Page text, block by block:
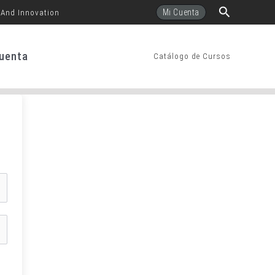
Innovation Mi Cuenta Buscar
Catálogo de Cursos